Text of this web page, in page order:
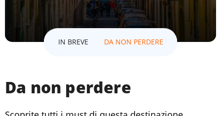
IN BREVE DA NON PERDERE
Da non perdere